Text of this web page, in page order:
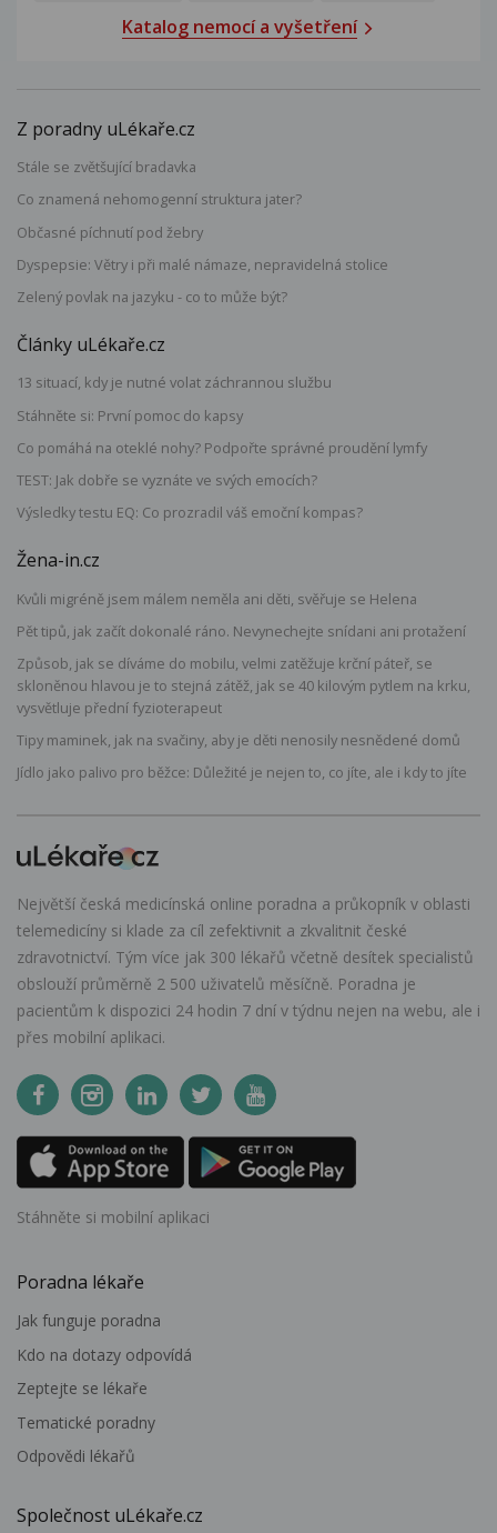
Katalog nemocí a vyšetření
Z poradny uLékaře.cz
Stále se zvětšující bradavka
Co znamená nehomogenní struktura jater?
Občasné píchnutí pod žebry
Dyspepsie: Větry i při malé námaze, nepravidelná stolice
Zelený povlak na jazyku - co to může být?
Články uLékaře.cz
13 situací, kdy je nutné volat záchrannou službu
Stáhněte si: První pomoc do kapsy
Co pomáhá na oteklé nohy? Podpořte správné proudění lymfy
TEST: Jak dobře se vyznáte ve svých emocích?
Výsledky testu EQ: Co prozradil váš emoční kompas?
Žena-in.cz
Kvůli migréně jsem málem neměla ani děti, svěřuje se Helena
Pět tipů, jak začít dokonalé ráno. Nevynechejte snídani ani protažení
Způsob, jak se díváme do mobilu, velmi zatěžuje krční páteř, se
skloněnou hlavou je to stejná zátěž, jak se 40 kilovým pytlem na krku,
vysvětluje přední fyzioterapeut
Tipy maminek, jak na svačiny, aby je děti nenosily nesnědené domů
Jídlo jako palivo pro běžce: Důležité je nejen to, co jíte, ale i kdy to jíte
Největší česká medicínská online poradna a průkopník v oblasti
telemedicíny si klade za cíl zefektivnit a zkvalitnit české
zdravotnictví. Tým více jak 300 lékařů včetně desítek specialistů
obslouží průměrně 2 500 uživatelů měsíčně. Poradna je
pacientům k dispozici 24 hodin 7 dní v týdnu nejen na webu, ale i
přes mobilní aplikaci.
Stáhněte si mobilní aplikaci
Poradna lékaře
Jak funguje poradna
Kdo na dotazy odpovídá
Zeptejte se lékaře
Tematické poradny
Odpovědi lékařů
Společnost uLékaře.cz